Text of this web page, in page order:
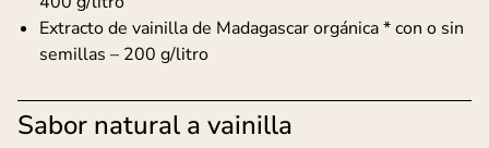
Extracto de vainilla de Madagascar orgánica * con o sin
semillas – 200 g/litro
Sabor natural a vainilla